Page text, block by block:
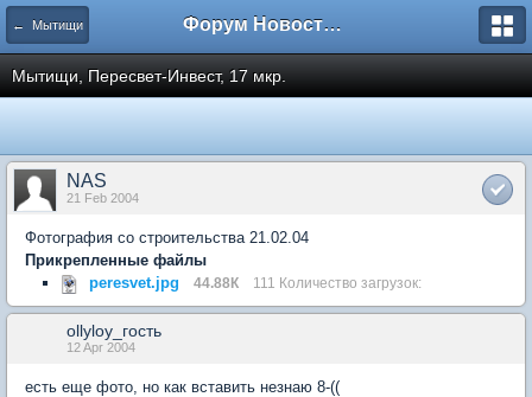
← Мытищи Форум Новостройки
Мытищи, Пересвет-Инвест, 17 мкр.
NAS
21 Feb 2004
Фотография со строительства 21.02.04
Прикрепленные файлы
peresvet.jpg
44.88К 111 Количество загрузок:
ollyloy_гость
12 Apr 2004
есть еще фото, но как вставить незнаю 8-((